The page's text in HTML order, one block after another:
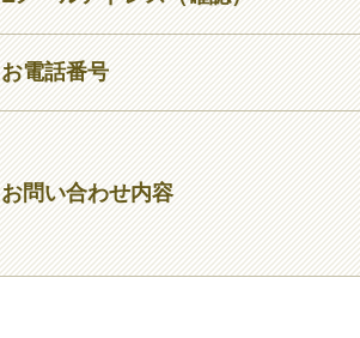
お電話番号
お問い合わせ内容